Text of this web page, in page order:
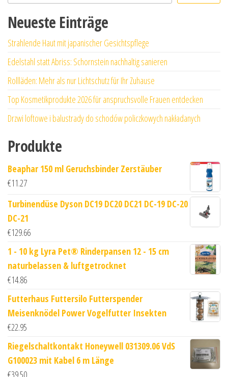
Neueste Einträge
Strahlende Haut mit japanischer Gesichtspflege
Edelstahl statt Abriss: Schornstein nachhaltig sanieren
Rollläden: Mehr als nur Lichtschutz für Ihr Zuhause
Top Kosmetikprodukte 2026 für anspruchsvolle Frauen entdecken
Drzwi loftowe i balustrady do schodów policzkowych nakładanych
Produkte
Beaphar 150 ml Geruchsbinder Zerstäuber
€11.27
Turbinendüse Dyson DC19 DC20 DC21 DC-19 DC-20
DC-21
€129.66
1 - 10 kg Lyra Pet® Rinderpansen 12 - 15 cm
naturbelassen & luftgetrocknet
€14.86
Futterhaus Futtersilo Futterspender
Meisenknödel Power Vogelfutter Insekten
€22.95
Riegelschaltkontakt Honeywell 031309.06 VdS
G100023 mit Kabel 6 m Länge
€39.50